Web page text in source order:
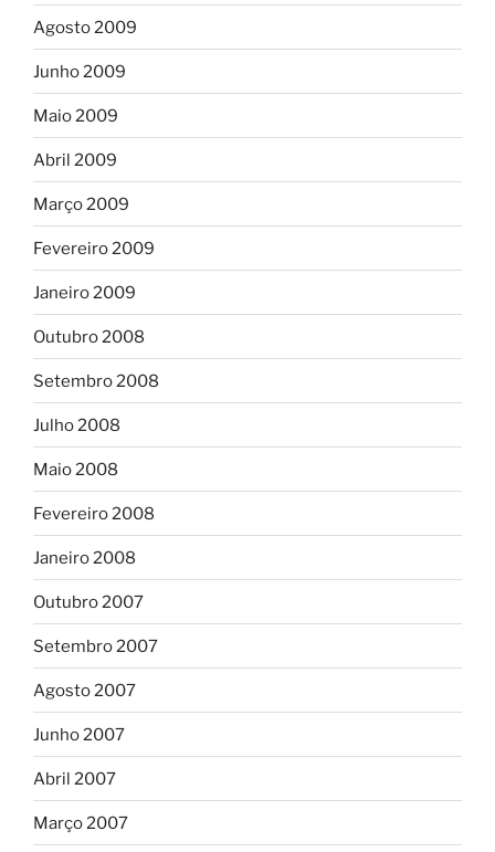
Agosto 2009
Junho 2009
Maio 2009
Abril 2009
Março 2009
Fevereiro 2009
Janeiro 2009
Outubro 2008
Setembro 2008
Julho 2008
Maio 2008
Fevereiro 2008
Janeiro 2008
Outubro 2007
Setembro 2007
Agosto 2007
Junho 2007
Abril 2007
Março 2007